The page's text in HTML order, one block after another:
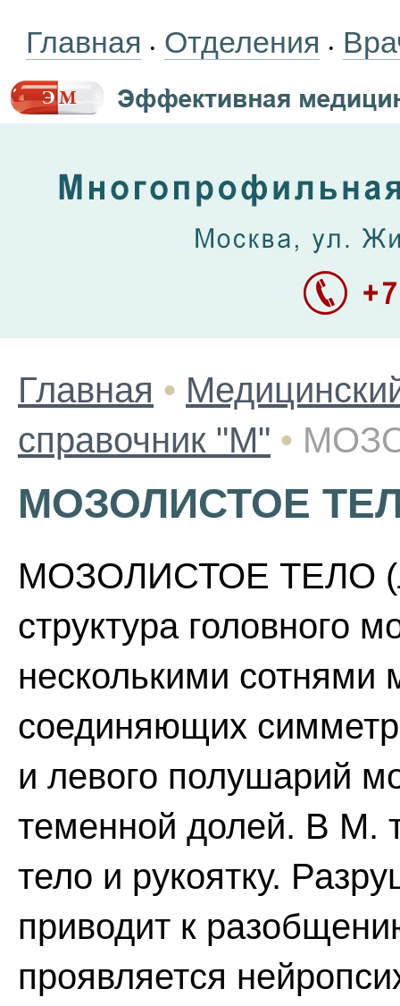
Главная • Отделения •
Главная •
справочник "М" •
МОЗОЛИСТОЕ
МОЗОЛИСТОЕ ТЕЛО
структура головного
несколькими сотнями
соединяющих
и левого полушарий
теменной долей. В М.
тело и рукоятку.
приводит к
проявляется